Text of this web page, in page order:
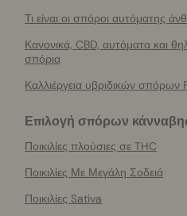
Τι είναι οι σπόροι αυτόματης
Κανονικά, CBD, αυτόματα και
σπόρια
Καλλιέργεια υβριδικών σπόρων
Επιλογή σπόρων
Ποικιλίες πλούσιες σε THC
Ποικιλίες Με Μεγάλη Σοδειά
Ποικιλίες Sativa